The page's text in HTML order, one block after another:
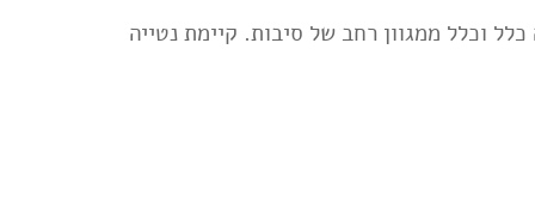
2 בפרט, אינה משימה קלה כלל וכלל ממגוון רחב של סיבות. קיימת נטייה
הקריטיים בכלי. תוסיפו לזה את חוסר
לחשוש ,להיזהר ולדרוש ביצוע של